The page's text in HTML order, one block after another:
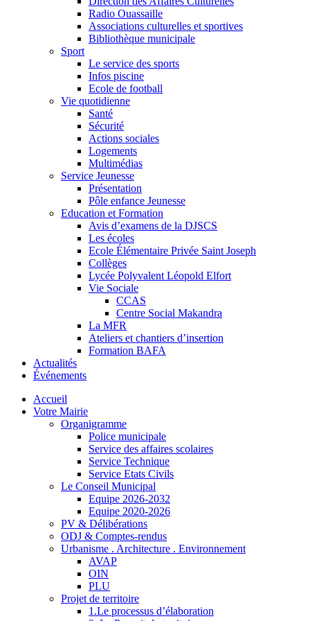
Radio Ouassaille
Associations culturelles et sportives
Bibliothèque municipale
Sport
Le service des sports
Infos piscine
Ecole de football
Vie quotidienne
Santé
Sécurité
Actions sociales
Logements
Multimédias
Service Jeunesse
Présentation
Pôle enfance Jeunesse
Education et Formation
Avis d’examens de la DJSCS
Les écoles
Ecole Élémentaire Privée Saint Joseph
Collèges
Lycée Polyvalent Léopold Elfort
Vie Sociale
CCAS
Centre Social Makandra
La MFR
Ateliers et chantiers d’insertion
Formation BAFA
Actualités
Événements
Accueil
Votre Mairie
Organigramme
Police municipale
Service des affaires scolaires
Service Technique
Service Etats Civils
Le Conseil Municipal
Equipe 2026-2032
Equipe 2020-2026
PV & Délibérations
ODJ & Comptes-rendus
Urbanisme . Architecture . Environnement
AVAP
OIN
PLU
Projet de territoire
1.Le processus d’élaboration